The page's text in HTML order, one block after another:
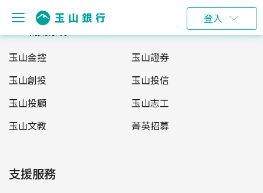
登入
玉山服務網
玉山金控
玉山證券
玉山創投
玉山投信
玉山投顧
玉山志工
玉山文教
菁英招募
支援服務